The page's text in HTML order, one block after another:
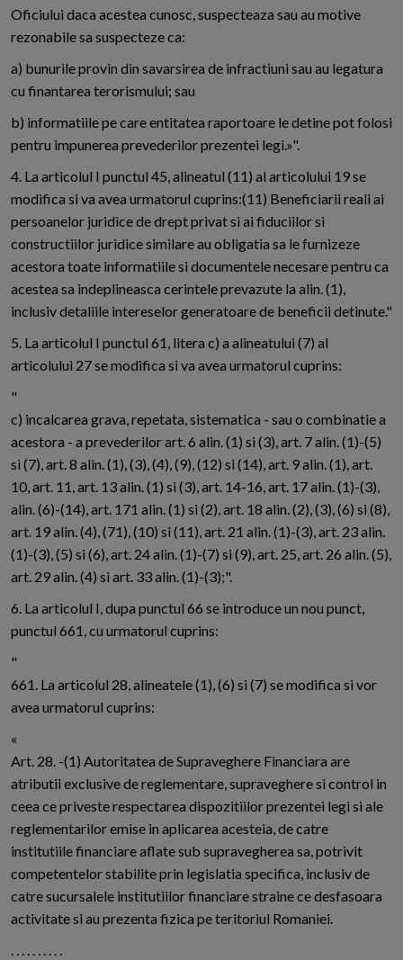
Oficiului daca acestea cunosc, suspecteaza sau au motive
rezonabile sa suspecteze ca:
a) bunurile provin din savarsirea de infractiuni sau au legatura
cu finantarea terorismului; sau
b) informatiile pe care entitatea raportoare le detine pot folosi
pentru impunerea prevederilor prezentei legi.»".
4. La articolul I punctul 45, alineatul (11) al articolului 19 se
modifica si va avea urmatorul cuprins:(11) Beneficiarii reali ai
persoanelor juridice de drept privat si ai fiduciilor si
constructiilor juridice similare au obligatia sa le furnizeze
acestora toate informatiile si documentele necesare pentru ca
acestea sa indeplineasca cerintele prevazute la alin. (1),
inclusiv detaliile intereselor generatoare de beneficii detinute."
5. La articolul I punctul 61, litera c) a alineatului (7) al
articolului 27 se modifica si va avea urmatorul cuprins:
"
c) incalcarea grava, repetata, sistematica - sau o combinatie a
acestora - a prevederilor art. 6 alin. (1) si (3), art. 7 alin. (1)-(5)
si (7), art. 8 alin. (1), (3), (4), (9), (12) si (14), art. 9 alin. (1), art.
10, art. 11, art. 13 alin. (1) si (3), art. 14-16, art. 17 alin. (1)-(3),
alin. (6)-(14), art. 171 alin. (1) si (2), art. 18 alin. (2), (3), (6) si (8),
art. 19 alin. (4), (71), (10) si (11), art. 21 alin. (1)-(3), art. 23 alin.
(1)-(3), (5) si (6), art. 24 alin. (1)-(7) si (9), art. 25, art. 26 alin. (5),
art. 29 alin. (4) si art. 33 alin. (1)-(3);".
6. La articolul I, dupa punctul 66 se introduce un nou punct,
punctul 661, cu urmatorul cuprins:
"
661. La articolul 28, alineatele (1), (6) si (7) se modifica si vor
avea urmatorul cuprins:
«
Art. 28. -(1) Autoritatea de Supraveghere Financiara are
atributii exclusive de reglementare, supraveghere si control in
ceea ce priveste respectarea dispozitiilor prezentei legi si ale
reglementarilor emise in aplicarea acesteia, de catre
institutiile financiare aflate sub supravegherea sa, potrivit
competentelor stabilite prin legislatia specifica, inclusiv de
catre sucursalele institutiilor financiare straine ce desfasoara
activitate si au prezenta fizica pe teritoriul Romaniei.
. . . . . . . . . .